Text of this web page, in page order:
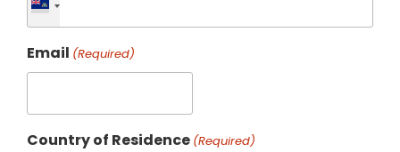
Email (Required)
Country of Residence (Required)